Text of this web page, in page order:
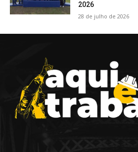
2026
28 de julho de 2026